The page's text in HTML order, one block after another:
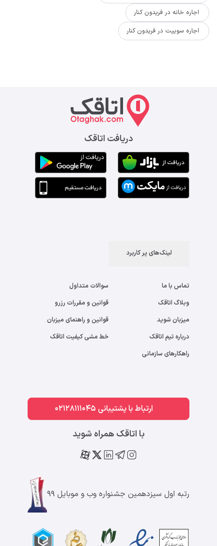
اجاره خانه در فریدون کنار
اجاره سوییت در فریدون کنار
دریافت اتاقک
لینک‌های پر کاربرد
تماس با ما
وبلاگ اتاقک
میزبان شوید
درباره تیم اتاقک
راهکارهای سازمانی
سوالات متداول
قوانین و مقررات رزرو
قوانین و راهنمای میزبان
خط مشی کیفیت اتاقک
ارتباط با پشتیبانی 02128111045
با اتاقک همراه شوید
رتبه اول سیزدهمین جشنواره وب و موبایل ۹۹